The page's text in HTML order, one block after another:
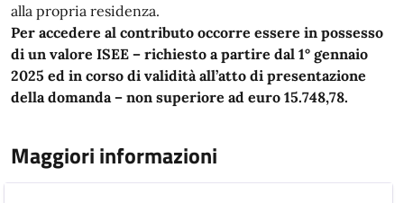
alla propria residenza.
Per accedere al contributo occorre essere in possesso
di un valore ISEE – richiesto a partire dal 1° gennaio
2025 ed in corso di validità all’atto di presentazione
della domanda – non superiore ad euro 15.748,78.
Maggiori informazioni